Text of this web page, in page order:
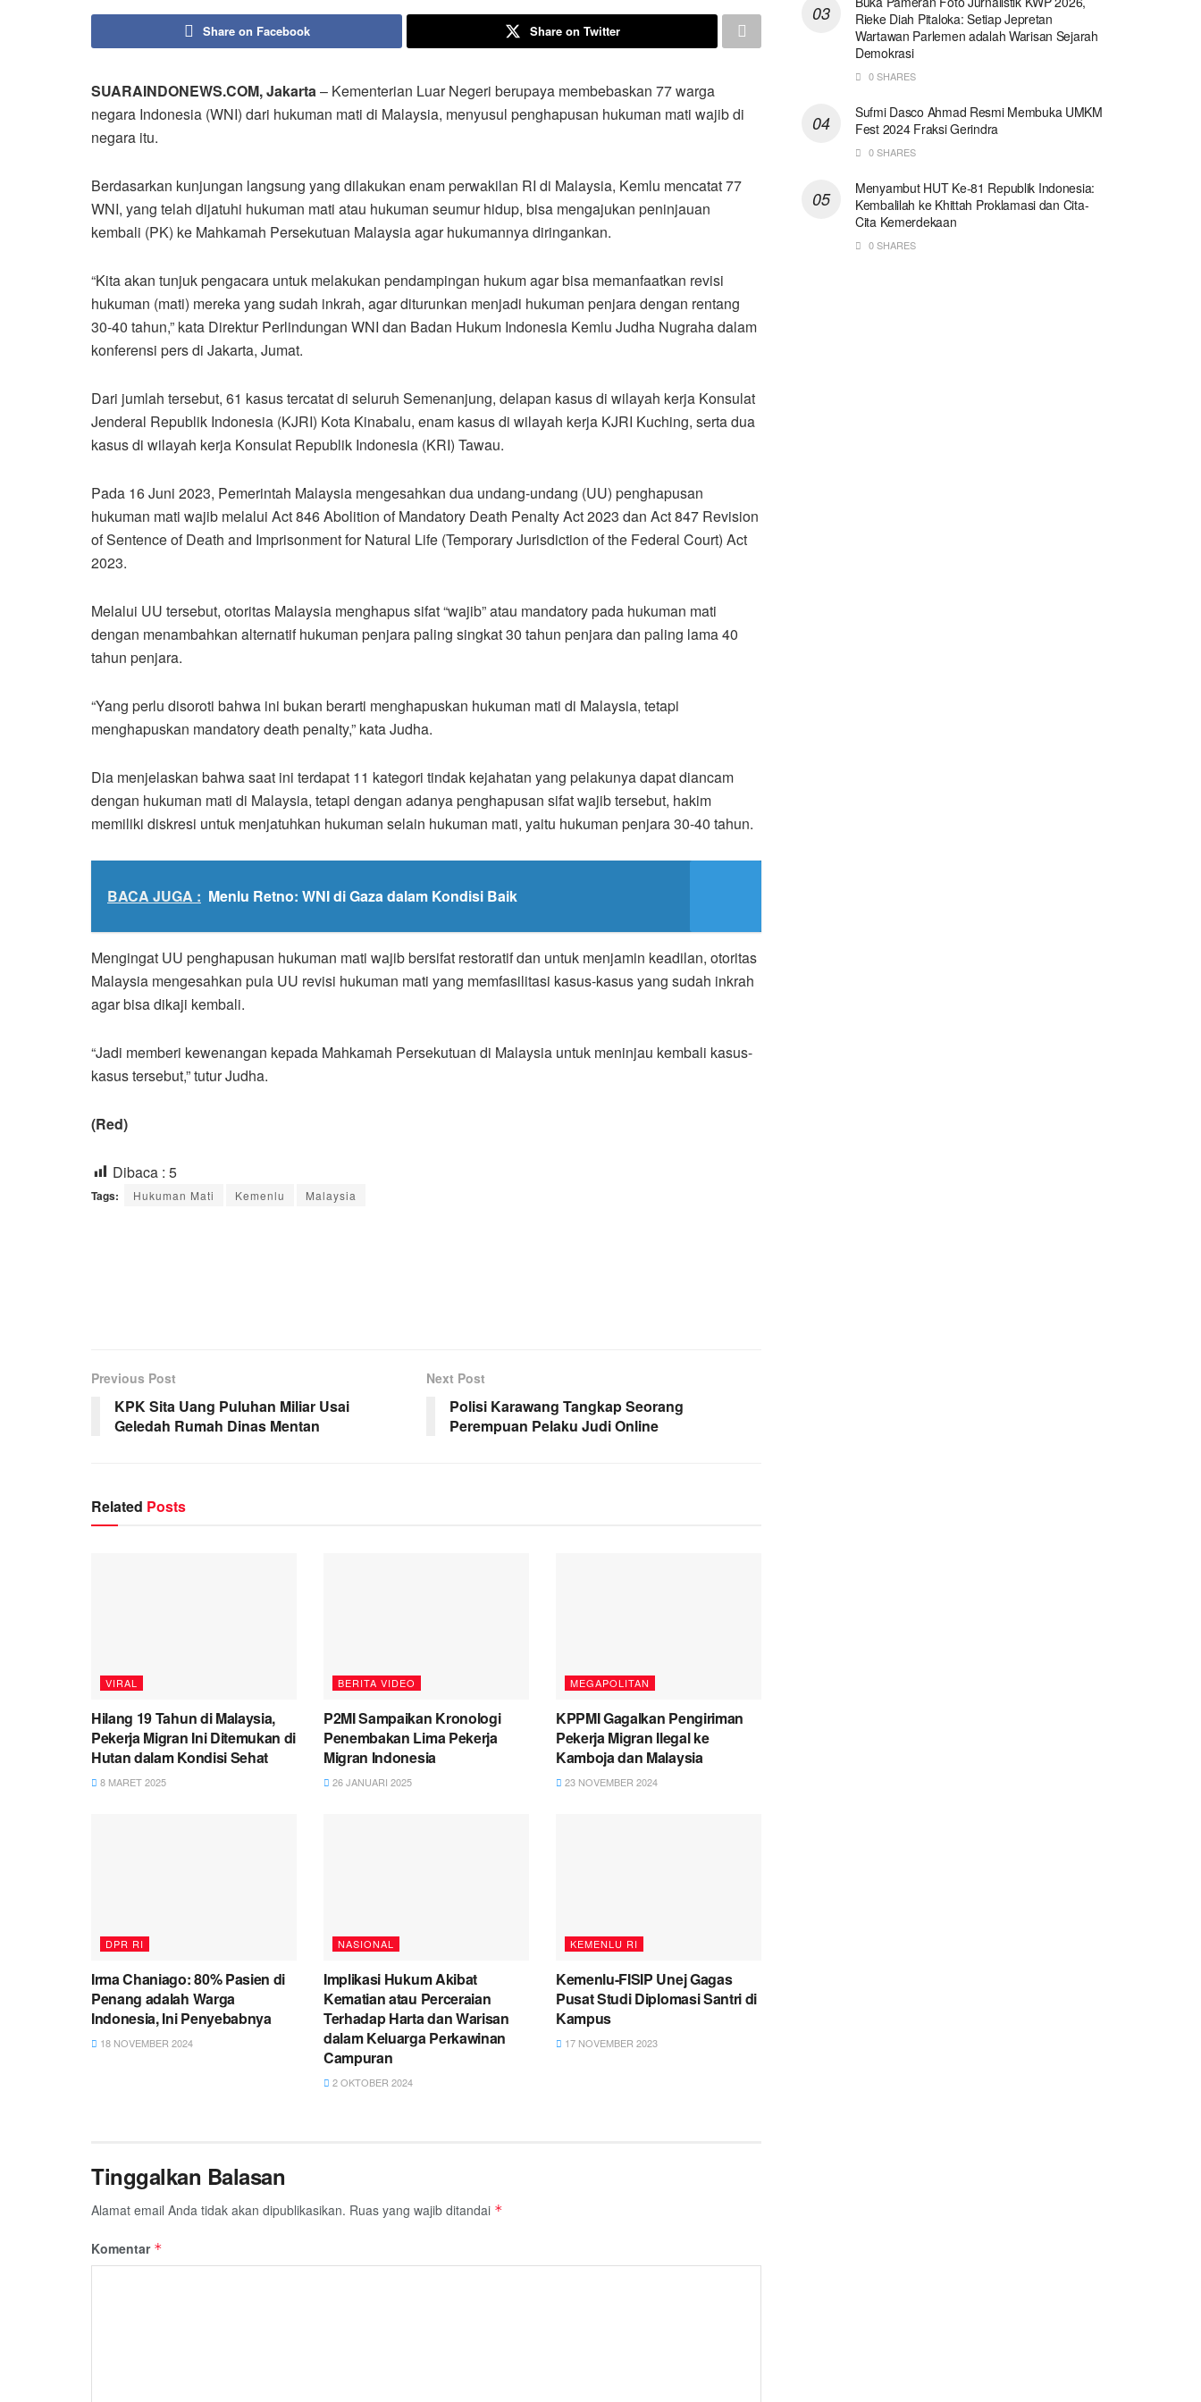
Share on Facebook Share on Twitter
SUARAINDONEWS.COM, Jakarta – Kementerian Luar Negeri berupaya membebaskan 77 warga
negara Indonesia (WNI) dari hukuman mati di Malaysia, menyusul penghapusan hukuman mati wajib di
negara itu.
Berdasarkan kunjungan langsung yang dilakukan enam perwakilan RI di Malaysia, Kemlu mencatat 77
WNI, yang telah dijatuhi hukuman mati atau hukuman seumur hidup, bisa mengajukan peninjauan
kembali (PK) ke Mahkamah Persekutuan Malaysia agar hukumannya diringankan.
“Kita akan tunjuk pengacara untuk melakukan pendampingan hukum agar bisa memanfaatkan revisi
hukuman (mati) mereka yang sudah inkrah, agar diturunkan menjadi hukuman penjara dengan rentang
30-40 tahun,” kata Direktur Perlindungan WNI dan Badan Hukum Indonesia Kemlu Judha Nugraha dalam
konferensi pers di Jakarta, Jumat.
Dari jumlah tersebut, 61 kasus tercatat di seluruh Semenanjung, delapan kasus di wilayah kerja Konsulat
Jenderal Republik Indonesia (KJRI) Kota Kinabalu, enam kasus di wilayah kerja KJRI Kuching, serta dua
kasus di wilayah kerja Konsulat Republik Indonesia (KRI) Tawau.
Pada 16 Juni 2023, Pemerintah Malaysia mengesahkan dua undang-undang (UU) penghapusan
hukuman mati wajib melalui Act 846 Abolition of Mandatory Death Penalty Act 2023 dan Act 847 Revision
of Sentence of Death and Imprisonment for Natural Life (Temporary Jurisdiction of the Federal Court) Act
2023.
Melalui UU tersebut, otoritas Malaysia menghapus sifat “wajib” atau mandatory pada hukuman mati
dengan menambahkan alternatif hukuman penjara paling singkat 30 tahun penjara dan paling lama 40
tahun penjara.
“Yang perlu disoroti bahwa ini bukan berarti menghapuskan hukuman mati di Malaysia, tetapi
menghapuskan mandatory death penalty,” kata Judha.
Dia menjelaskan bahwa saat ini terdapat 11 kategori tindak kejahatan yang pelakunya dapat diancam
dengan hukuman mati di Malaysia, tetapi dengan adanya penghapusan sifat wajib tersebut, hakim
memiliki diskresi untuk menjatuhkan hukuman selain hukuman mati, yaitu hukuman penjara 30-40 tahun.
BACA JUGA : Menlu Retno: WNI di Gaza dalam Kondisi Baik
Mengingat UU penghapusan hukuman mati wajib bersifat restoratif dan untuk menjamin keadilan, otoritas
Malaysia mengesahkan pula UU revisi hukuman mati yang memfasilitasi kasus-kasus yang sudah inkrah
agar bisa dikaji kembali.
“Jadi memberi kewenangan kepada Mahkamah Persekutuan di Malaysia untuk meninjau kembali kasus-
kasus tersebut,” tutur Judha.
(Red)
Dibaca : 5
Tags: Hukuman Mati Kemenlu Malaysia
Previous Post
KPK Sita Uang Puluhan Miliar Usai
Geledah Rumah Dinas Mentan
Next Post
Polisi Karawang Tangkap Seorang
Perempuan Pelaku Judi Online
Related Posts
VIRAL
Hilang 19 Tahun di Malaysia,
Pekerja Migran Ini Ditemukan di
Hutan dalam Kondisi Sehat
8 MARET 2025
BERITA VIDEO
P2MI Sampaikan Kronologi
Penembakan Lima Pekerja
Migran Indonesia
26 JANUARI 2025
MEGAPOLITAN
KPPMI Gagalkan Pengiriman
Pekerja Migran Ilegal ke
Kamboja dan Malaysia
23 NOVEMBER 2024
DPR RI
Irma Chaniago: 80% Pasien di
Penang adalah Warga
Indonesia, Ini Penyebabnya
18 NOVEMBER 2024
NASIONAL
Implikasi Hukum Akibat
Kematian atau Perceraian
Terhadap Harta dan Warisan
dalam Keluarga Perkawinan
Campuran
2 OKTOBER 2024
KEMENLU RI
Kemenlu-FISIP Unej Gagas
Pusat Studi Diplomasi Santri di
Kampus
17 NOVEMBER 2023
Tinggalkan Balasan
Alamat email Anda tidak akan dipublikasikan. Ruas yang wajib ditandai *
Komentar *
Rieke Diah Pitaloka: Setiap Jepretan
Wartawan Parlemen adalah Warisan Sejarah
Demokrasi
0 SHARES
Sufmi Dasco Ahmad Resmi Membuka UMKM
Fest 2024 Fraksi Gerindra
0 SHARES
Menyambut HUT Ke-81 Republik Indonesia:
Kembalilah ke Khittah Proklamasi dan Cita-
Cita Kemerdekaan
0 SHARES